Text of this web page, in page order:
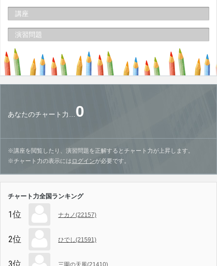
講座
演習問題
あなたのチャート力… 0
※講座を閲覧したり、演習問題を正解するとチャート力が上昇します。
※チャート力の表示には ログインが必要です。
チャート力全国ランキング
1位 ナカノ(22157)
2位 ひでし(21591)
3位 三園の天風(21410)